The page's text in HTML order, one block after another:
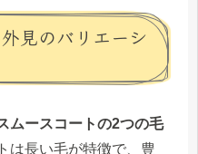
見のバリエーシ
ムースコートの2つの毛
は長い毛が特徴で、豊